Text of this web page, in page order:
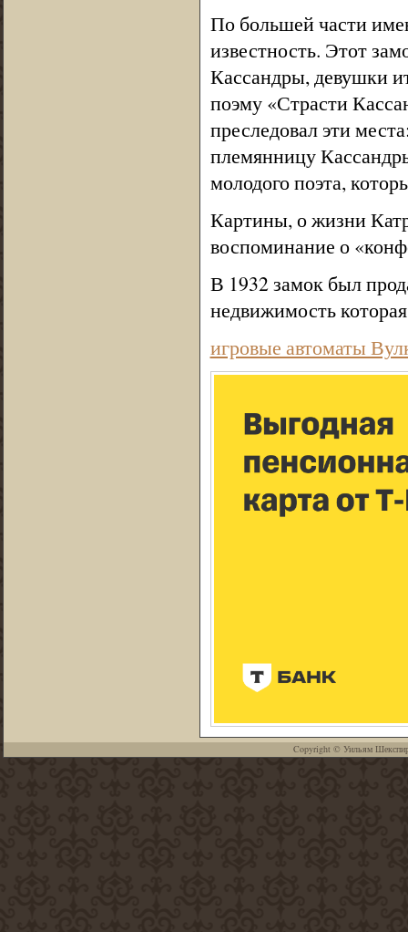
По большей части
известность. Этот
Кассандры, девушки
поэму «Страсти
преследовал эти
племянницу
молодого поэта,
Картины, о жизни
воспоминание о
В 1932 замок был
недвижимость
игровые автоматы
Copyright © Уильям